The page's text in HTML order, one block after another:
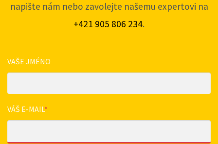
napište nám nebo zavolejte našemu expertovi na
+421 905 806 234.
VAŠE JMÉNO
VÁŠ E-MAIL*